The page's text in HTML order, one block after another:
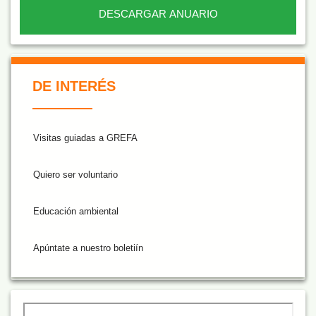
DESCARGAR ANUARIO
DE INTERÉS
Visitas guiadas a GREFA
Quiero ser voluntario
Educación ambiental
Apúntate a nuestro boletiín